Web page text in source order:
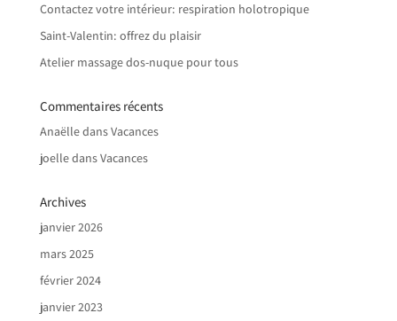
Contactez votre intérieur: respiration holotropique
Saint-Valentin: offrez du plaisir
Atelier massage dos-nuque pour tous
Commentaires récents
AnaëlledansVacances
joelledansVacances
Archives
janvier 2026
mars 2025
février 2024
janvier 2023